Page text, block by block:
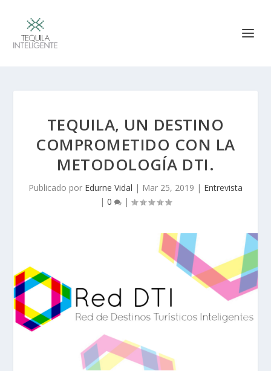
TEQUILA, UN DESTINO
COMPROMETIDO CON LA
METODOLOGÍA DTI.
Publicado por Edurne Vidal | Mar 25, 2019 | Entrevista
| 0 |